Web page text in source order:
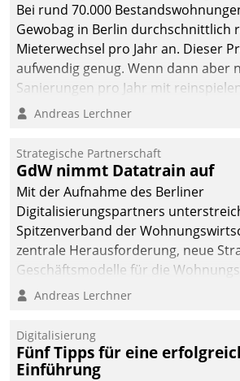
Bei rund 70.000
Gewobag in Berlin durchschnittlich
Mieterwechsel pro Jahr an. Dieser
aufwendig genug. Wenn dann aber
Sanierungen pro Jahr mit
Betreuungs- und
kommunale
gemeinsam mit der Berliner
Teilprozess der Objektsanierung
Andreas Lerchner
Strategische Partnerschaft
GdW nimmt Datatrain auf
Mit der Aufnahme des Berliner
Digitalisierungspartners
Spitzenverband der
zentrale Herausforderung, neue
Geschäftsmodelle für die
entwickeln.
Andreas Lerchner
Digitalisierung
Fünf Tipps für eine
Einführung